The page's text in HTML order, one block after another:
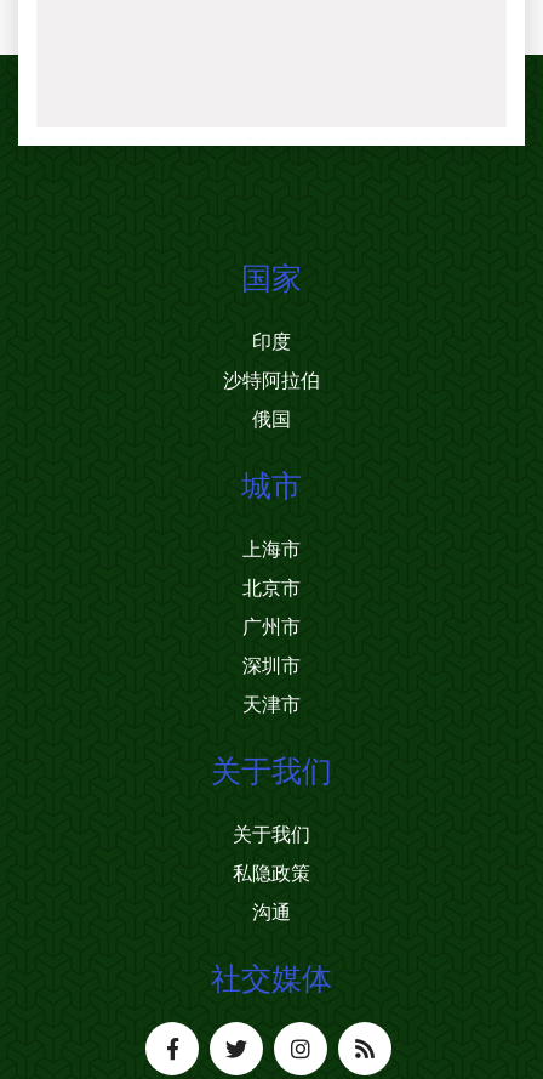
国家
印度
沙特阿拉伯
俄国
城市
上海市
北京市
广州市
深圳市
天津市
关于我们
关于我们
私隐政策
沟通
社交媒体